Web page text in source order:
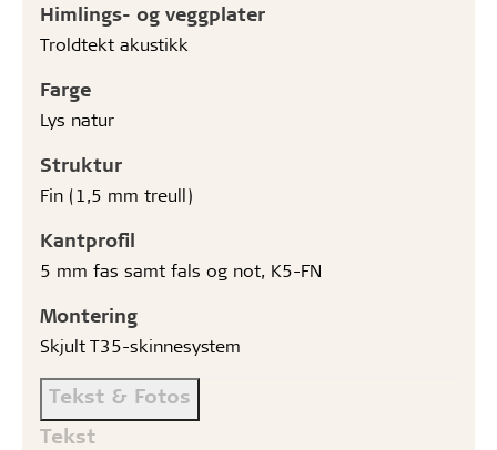
Himlings- og veggplater
Troldtekt akustikk
Farge
Lys natur
Struktur
Fin (1,5 mm treull)
Kantprofil
5 mm fas samt fals og not, K5-FN
Montering
Skjult T35-skinnesystem
Tekst & Fotos
Tekst